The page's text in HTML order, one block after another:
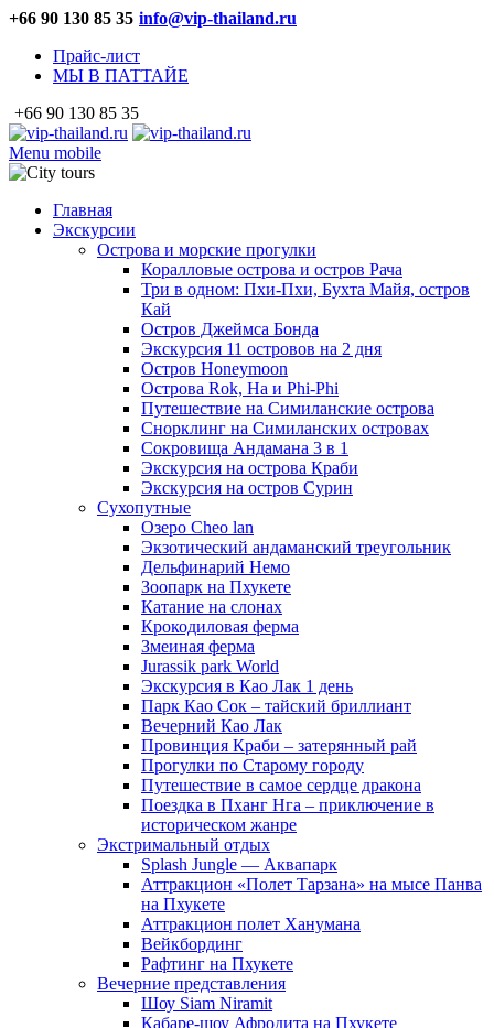
+66 90 130 85 35 info@vip-thailand.ru
Прайс-лист
МЫ В ПАТТАЙЕ
+66 90 130 85 35
Menu mobile
Главная
Экскурсии
Острова и морские прогулки
Коралловые острова и остров Рача
Три в одном: Пхи-Пхи, Бухта Майя, остров
Кай
Остров Джеймса Бонда
Экскурсия 11 островов на 2 дня
Остров Honeymoon
Острова Rok, Ha и Phi-Phi
Путешествие на Симиланские острова
Снорклинг на Симиланских островах
Сокровища Андамана 3 в 1
Экскурсия на острова Краби
Экскурсия на остров Сурин
Сухопутные
Озеро Cheo lan
Экзотический андаманский треугольник
Дельфинарий Немо
Зоопарк на Пхукете
Катание на слонах
Крокодиловая ферма
Змеиная ферма
Jurassik park World
Экскурсия в Као Лак 1 день
Парк Као Сок – тайский бриллиант
Вечерний Као Лак
Провинция Краби – затерянный рай
Прогулки по Старому городу
Путешествие в самое сердце дракона
Поездка в Пханг Нга – приключение в
историческом жанре
Экстримальный отдых
Splash Jungle — Аквапарк
Аттракцион «Полет Тарзана» на мысе Панва
на Пхукете
Аттракцион полет Ханумана
Вейкбординг
Рафтинг на Пхукете
Вечерние представления
Шоу Siam Niramit
Кабаре-шоу Афродита на Пхукете